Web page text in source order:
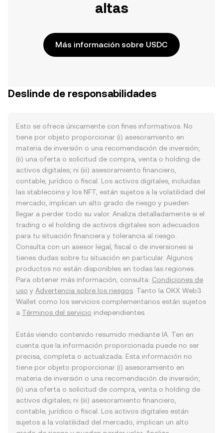
altas
Más información sobre USDC
Deslinde de responsabilidades
Esto se ofrece únicamente con fines informativos. No
tiene por objeto proporcionar (i) asesoramiento en
materia de inversión o una recomendación de inversión;
(ii) una oferta o solicitud de compra, venta o holding de
activos digitales; ni (iii) asesoramiento financiero,
contable, jurídico o fiscal. Los activos digitales, incluidas
las stablecoins y los NFT, están sujetos a la volatilidad del
mercado, implican un alto grado de riesgo y pueden
llegar a perder todo su valor. Analiza detalladamente si el
trading o el holding de activos digitales son adecuados
para tu situación financiera y tolerancia al riesgo.
Consulta con un asesor legal, fiscal o de inversiones si
tienes dudas sobre tu situación en particular. Algunos
productos no están disponibles en todas las regiones.
Para obtener más información, consulta: Condiciones de
uso y Advertencia sobre los riesgos . Tanto la OKX Web3
Wallet como los servicios complementarios están sujetos
a Términos del servicio independientes.
Estás viendo contenido resumido mediante IA. Ten en
cuenta que la información proporcionada puede no ser
precisa, completa o actualizada. Esta información no
tiene por objeto proporcionar (i) asesoramiento en
materia de inversión o una recomendación de inversión;
(ii) una oferta o solicitud de compra, venta o holding de
activos digitales; ni (iii) asesoramiento financiero,
contable, jurídico o fiscal. Los activos digitales están
sujetos a la volatilidad del mercado, implican un alto